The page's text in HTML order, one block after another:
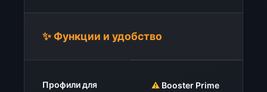
✨ Функции и удобство
Профили для
⚠️ Booster Prime